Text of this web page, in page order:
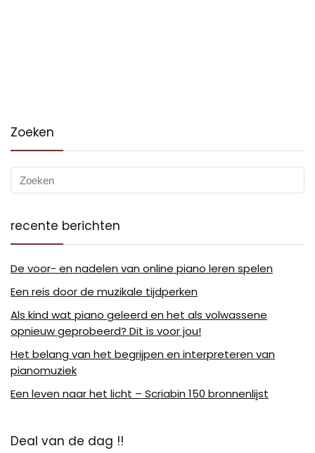
Zoeken
recente berichten
De voor- en nadelen van online piano leren spelen
Een reis door de muzikale tijdperken
Als kind wat piano geleerd en het als volwassene
opnieuw geprobeerd? Dit is voor jou!
Het belang van het begrijpen en interpreteren van
pianomuziek
Een leven naar het licht – Scriabin 150 bronnenlijst
Deal van de dag !!